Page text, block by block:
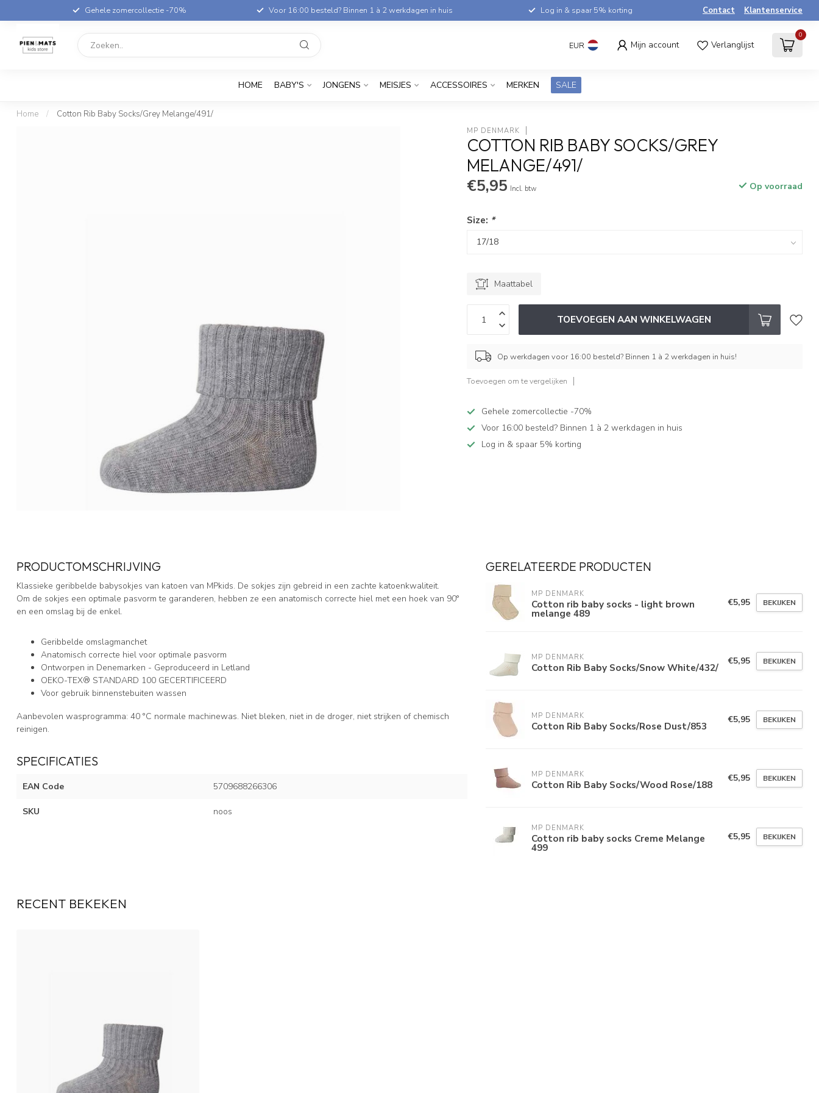
Gehele zomercollectie -70% Voor 16:00 besteld? Binnen 1 à 2 werkdagen in huis Log in & spaar 5% korting Contact Klantenservice
EUR Mijn account Verlanglijst
0
HOME BABY'S JONGENS MEISJES ACCESSOIRES MERKEN SALE
Home / Cotton Rib Baby Socks/Grey Melange/491/
MP DENMARK
COTTON RIB BABY SOCKS/GREY
MELANGE/491/
€5,95 Incl. btw Op voorraad
Size: *
Maattabel
TOEVOEGEN AAN WINKELWAGEN
Op werkdagen voor 16:00 besteld? Binnen 1 à 2 werkdagen in huis!
Toevoegen om te vergelijken
Gehele zomercollectie -70%
Voor 16:00 besteld? Binnen 1 à 2 werkdagen in huis
Log in & spaar 5% korting
PRODUCTOMSCHRIJVING
Klassieke geribbelde babysokjes van katoen van MPkids. De sokjes zijn gebreid in een zachte katoenkwaliteit.
Om de sokjes een optimale pasvorm te garanderen, hebben ze een anatomisch correcte hiel met een hoek van 90°
en een omslag bij de enkel.
Geribbelde omslagmanchet
Anatomisch correcte hiel voor optimale pasvorm
Ontworpen in Denemarken - Geproduceerd in Letland
OEKO-TEX® STANDARD 100 GECERTIFICEERD
Voor gebruik binnenstebuiten wassen
Aanbevolen wasprogramma: 40 °C normale machinewas. Niet bleken, niet in de droger, niet strijken of chemisch
reinigen.
SPECIFICATIES
EAN Code 5709688266306
SKU noos
GERELATEERDE PRODUCTEN
MP DENMARK
Cotton rib baby socks - light brown
melange 489
€5,95 BEKIJKEN
MP DENMARK
Cotton Rib Baby Socks/Snow White/432/ €5,95 BEKIJKEN
MP DENMARK
Cotton Rib Baby Socks/Rose Dust/853 €5,95 BEKIJKEN
MP DENMARK
Cotton Rib Baby Socks/Wood Rose/188 €5,95 BEKIJKEN
MP DENMARK
Cotton rib baby socks Creme Melange
499
€5,95 BEKIJKEN
RECENT BEKEKEN